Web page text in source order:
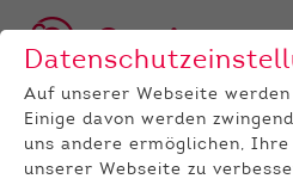
BULLEN
BESAMUNGSBULLEN
Hirashiget
Auf unserer Webseite
Einige davon werden
uns andere ermöglichen,
unserer Webseite zu